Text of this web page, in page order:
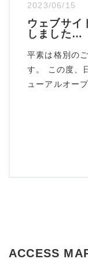
2023/06/15
ウェブサイ
しました…
平素は格別の
す。 この度、
ューアルオー
ACCESS